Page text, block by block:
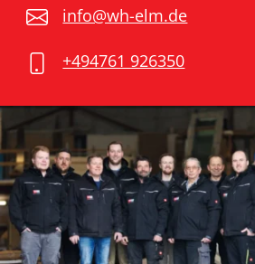
info@wh-elm.de
+494761 926350